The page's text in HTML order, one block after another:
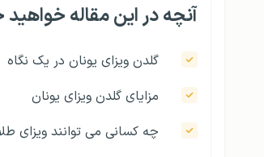
آنچه در این مقاله خواهید
گلدن ویزای یونان در یک نگاه
مزایای گلدن ویزای یونان
چه کسانی می‌ توانند ویزای